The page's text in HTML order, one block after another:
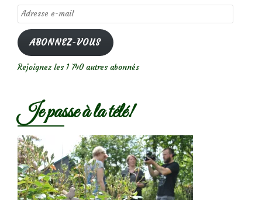
Adresse
e-
mail
ABONNEZ-VOUS
Rejoignez les 1 740 autres abonnés
Je passe à la télé!